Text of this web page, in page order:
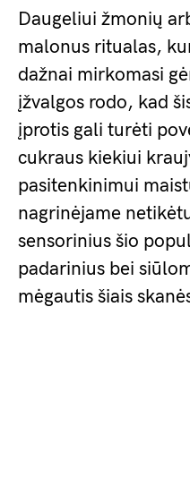
Daugeliui žmonių
malonus ritualas,
dažnai mirkomasi
įžvalgos rodo, kad
įprotis gali turėti
cukraus kiekiui
pasitenkinimui
nagrinėjame
sensorinius šio
padarinius bei
mėgautis šiais